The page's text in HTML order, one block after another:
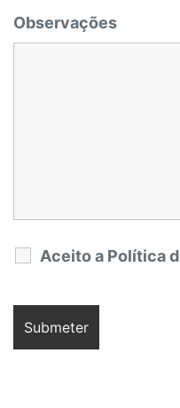
Observações
Aceito a Política